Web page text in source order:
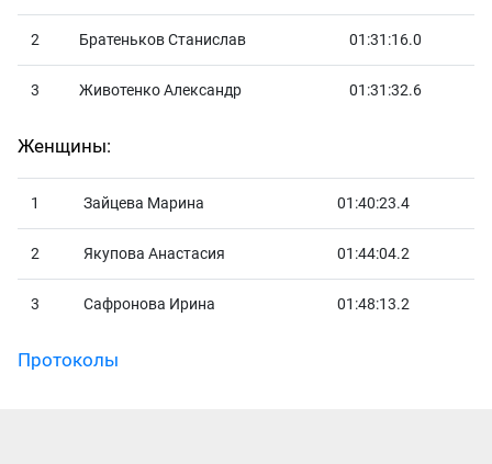
2 Братеньков Станислав 01:31:16.0
3 Животенко Александр 01:31:32.6
Женщины:
1 Зайцева Марина 01:40:23.4
2 Якупова Анастасия 01:44:04.2
3 Сафронова Ирина 01:48:13.2
Протоколы